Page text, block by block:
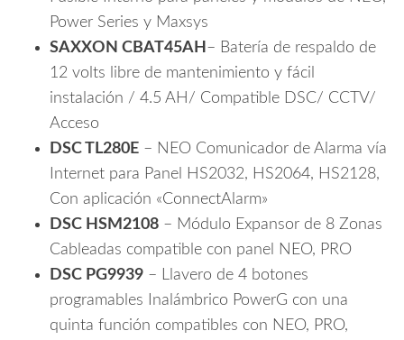
Power Series y Maxsys
SAXXON CBAT45AH – Batería de respaldo de
12 volts libre de mantenimiento y fácil
instalación / 4.5 AH/ Compatible DSC/ CCTV/
Acceso
DSC TL280E – NEO Comunicador de Alarma vía
Internet para Panel HS2032, HS2064, HS2128,
Con aplicación «ConnectAlarm»
DSC HSM2108 – Módulo Expansor de 8 Zonas
Cableadas compatible con panel NEO, PRO
DSC PG9939 – Llavero de 4 botones
programables Inalámbrico PowerG con una
quinta función compatibles con NEO, PRO,